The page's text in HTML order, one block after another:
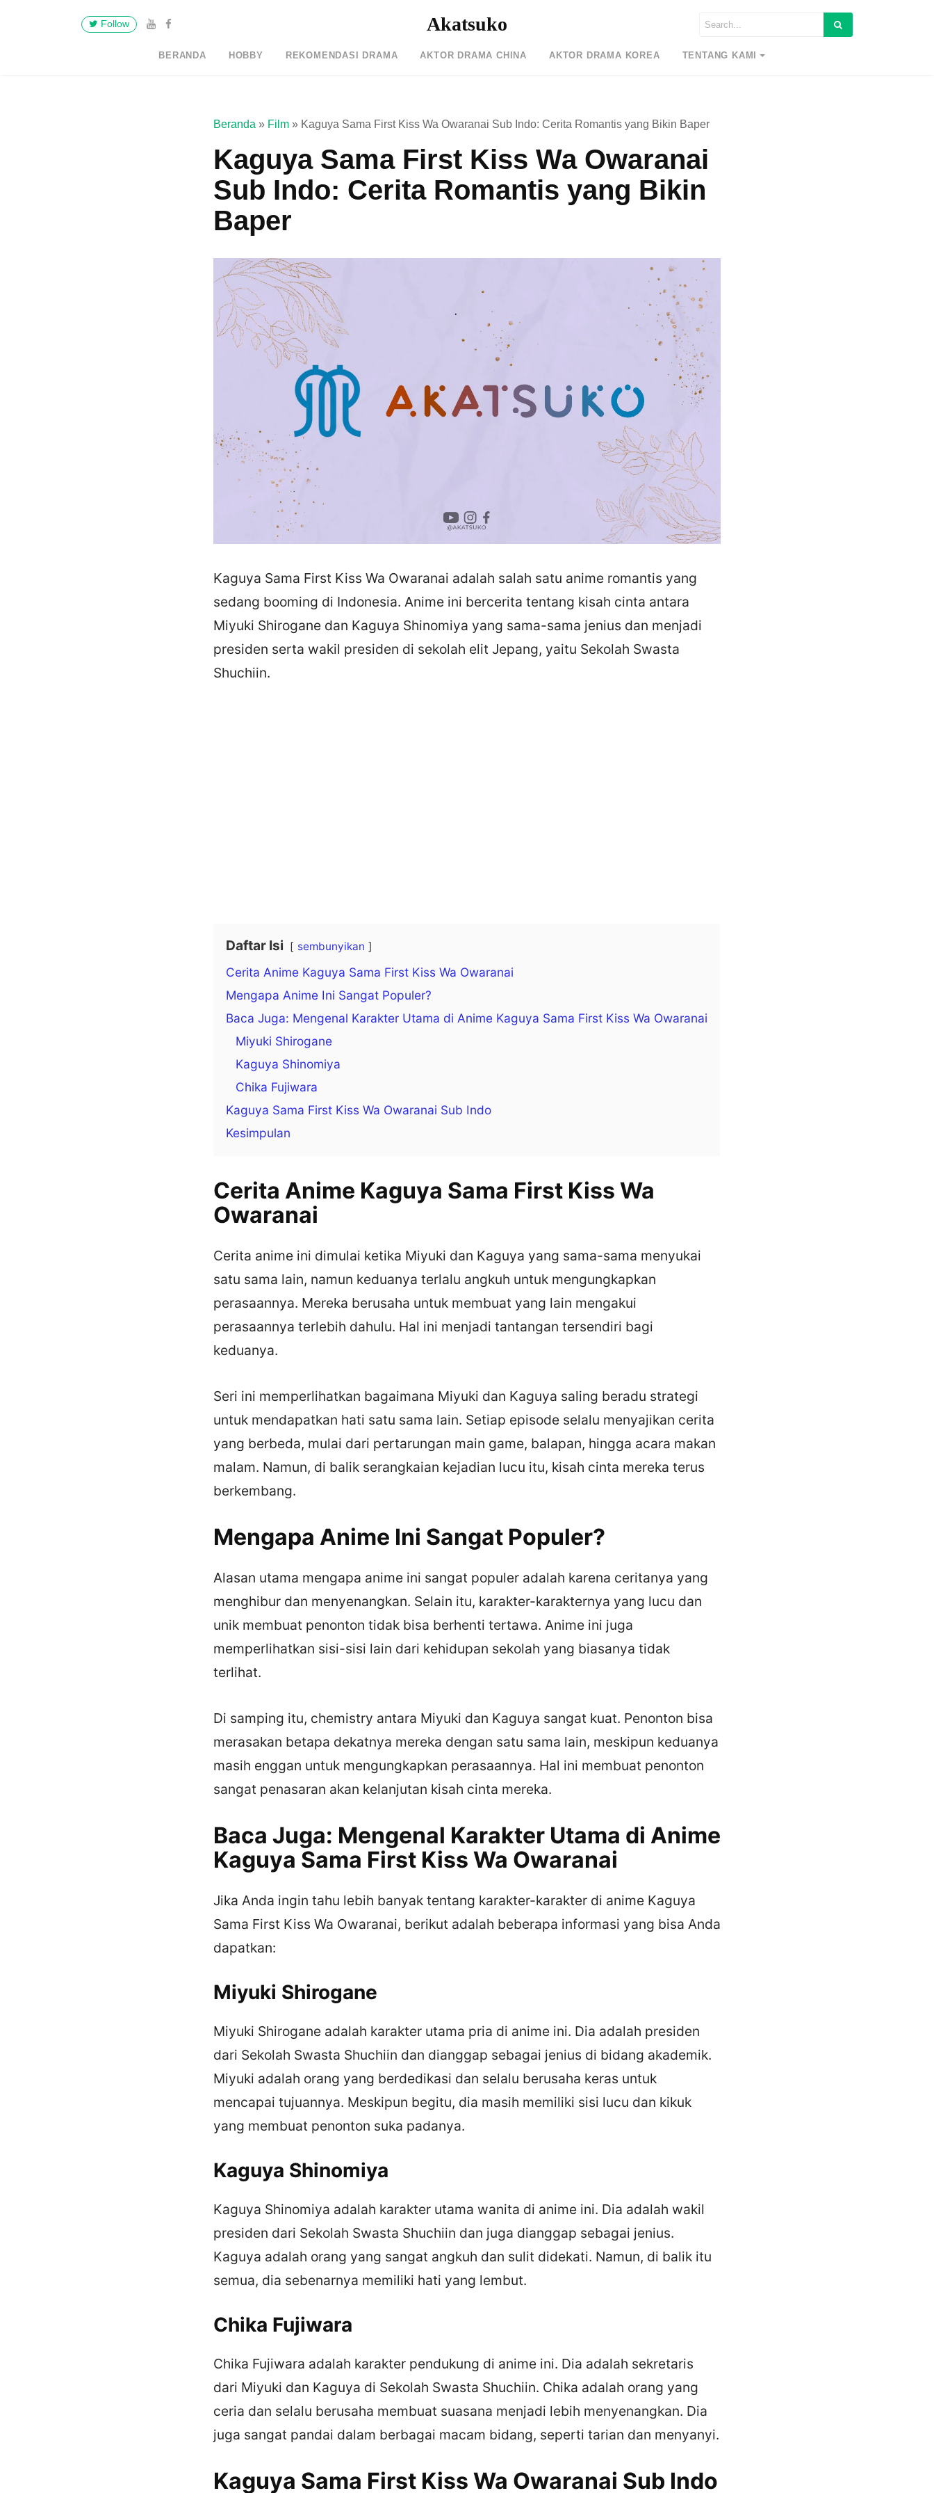
Follow Akatsuko
BERANDA HOBBY REKOMENDASI DRAMA AKTOR DRAMA CHINA AKTOR DRAMA KOREA TENTANG KAMI
Beranda » Film » Kaguya Sama First Kiss Wa Owaranai Sub Indo: Cerita Romantis yang Bikin Baper
Kaguya Sama First Kiss Wa Owaranai
Sub Indo: Cerita Romantis yang Bikin
Baper
Kaguya Sama First Kiss Wa Owaranai adalah salah satu anime romantis yang
sedang booming di Indonesia. Anime ini bercerita tentang kisah cinta antara
Miyuki Shirogane dan Kaguya Shinomiya yang sama-sama jenius dan menjadi
presiden serta wakil presiden di sekolah elit Jepang, yaitu Sekolah Swasta
Shuchiin.
Daftar Isi sembunyikan
Cerita Anime Kaguya Sama First Kiss Wa Owaranai
Mengapa Anime Ini Sangat Populer?
Baca Juga: Mengenal Karakter Utama di Anime Kaguya Sama First Kiss Wa Owaranai
Miyuki Shirogane
Kaguya Shinomiya
Chika Fujiwara
Kaguya Sama First Kiss Wa Owaranai Sub Indo
Kesimpulan
Cerita Anime Kaguya Sama First Kiss Wa
Owaranai
Cerita anime ini dimulai ketika Miyuki dan Kaguya yang sama-sama menyukai
satu sama lain, namun keduanya terlalu angkuh untuk mengungkapkan
perasaannya. Mereka berusaha untuk membuat yang lain mengakui
perasaannya terlebih dahulu. Hal ini menjadi tantangan tersendiri bagi
keduanya.
Seri ini memperlihatkan bagaimana Miyuki dan Kaguya saling beradu strategi
untuk mendapatkan hati satu sama lain. Setiap episode selalu menyajikan cerita
yang berbeda, mulai dari pertarungan main game, balapan, hingga acara makan
malam. Namun, di balik serangkaian kejadian lucu itu, kisah cinta mereka terus
berkembang.
Mengapa Anime Ini Sangat Populer?
Alasan utama mengapa anime ini sangat populer adalah karena ceritanya yang
menghibur dan menyenangkan. Selain itu, karakter-karakternya yang lucu dan
unik membuat penonton tidak bisa berhenti tertawa. Anime ini juga
memperlihatkan sisi-sisi lain dari kehidupan sekolah yang biasanya tidak
terlihat.
Di samping itu, chemistry antara Miyuki dan Kaguya sangat kuat. Penonton bisa
merasakan betapa dekatnya mereka dengan satu sama lain, meskipun keduanya
masih enggan untuk mengungkapkan perasaannya. Hal ini membuat penonton
sangat penasaran akan kelanjutan kisah cinta mereka.
Baca Juga: Mengenal Karakter Utama di Anime
Kaguya Sama First Kiss Wa Owaranai
Jika Anda ingin tahu lebih banyak tentang karakter-karakter di anime Kaguya
Sama First Kiss Wa Owaranai, berikut adalah beberapa informasi yang bisa Anda
dapatkan:
Miyuki Shirogane
Miyuki Shirogane adalah karakter utama pria di anime ini. Dia adalah presiden
dari Sekolah Swasta Shuchiin dan dianggap sebagai jenius di bidang akademik.
Miyuki adalah orang yang berdedikasi dan selalu berusaha keras untuk
mencapai tujuannya. Meskipun begitu, dia masih memiliki sisi lucu dan kikuk
yang membuat penonton suka padanya.
Kaguya Shinomiya
Kaguya Shinomiya adalah karakter utama wanita di anime ini. Dia adalah wakil
presiden dari Sekolah Swasta Shuchiin dan juga dianggap sebagai jenius.
Kaguya adalah orang yang sangat angkuh dan sulit didekati. Namun, di balik itu
semua, dia sebenarnya memiliki hati yang lembut.
Chika Fujiwara
Chika Fujiwara adalah karakter pendukung di anime ini. Dia adalah sekretaris
dari Miyuki dan Kaguya di Sekolah Swasta Shuchiin. Chika adalah orang yang
ceria dan selalu berusaha membuat suasana menjadi lebih menyenangkan. Dia
juga sangat pandai dalam berbagai macam bidang, seperti tarian dan menyanyi.
Kaguya Sama First Kiss Wa Owaranai Sub Indo